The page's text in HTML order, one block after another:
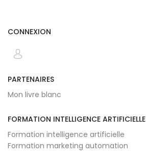
CONNEXION
PARTENAIRES
Mon livre blanc
FORMATION INTELLIGENCE ARTIFICIELLE
Formation intelligence artificielle
Formation marketing automation